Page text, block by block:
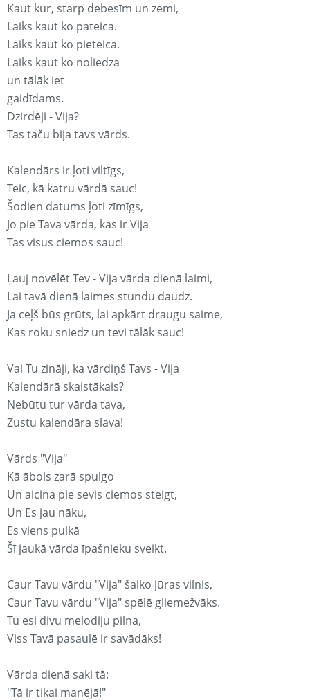
Kaut kur, starp debesīm un zemi,
Laiks kaut ko pateica.
Laiks kaut ko pieteica.
Laiks kaut ko noliedza
un tālāk iet
gaidīdams.
Dzirdēji - Vija?
Tas taču bija tavs vārds.
Kalendārs ir ļoti viltīgs,
Teic, kā katru vārdā sauc!
Šodien datums ļoti zīmīgs,
Jo pie Tava vārda, kas ir Vija
Tas visus ciemos sauc!
Ļauj novēlēt Tev - Vija vārda dienā laimi,
Lai tavā dienā laimes stundu daudz.
Ja ceļš būs grūts, lai apkārt draugu saime,
Kas roku sniedz un tevi tālāk sauc!
Vai Tu zināji, ka vārdiņš Tavs - Vija
Kalendārā skaistākais?
Nebūtu tur vārda tava,
Zustu kalendāra slava!
Vārds "Vija"
Kā ābols zarā spulgo
Un aicina pie sevis ciemos steigt,
Un Es jau nāku,
Es viens pulkā
Šī jaukā vārda īpašnieku sveikt.
Caur Tavu vārdu "Vija" šalko jūras vilnis,
Caur Tavu vārdu "Vija" spēlē gliemežvāks.
Tu esi divu melodiju pilna,
Viss Tavā pasaulē ir savādāks!
Vārda dienā saki tā:
"Tā ir tikai manējā!"